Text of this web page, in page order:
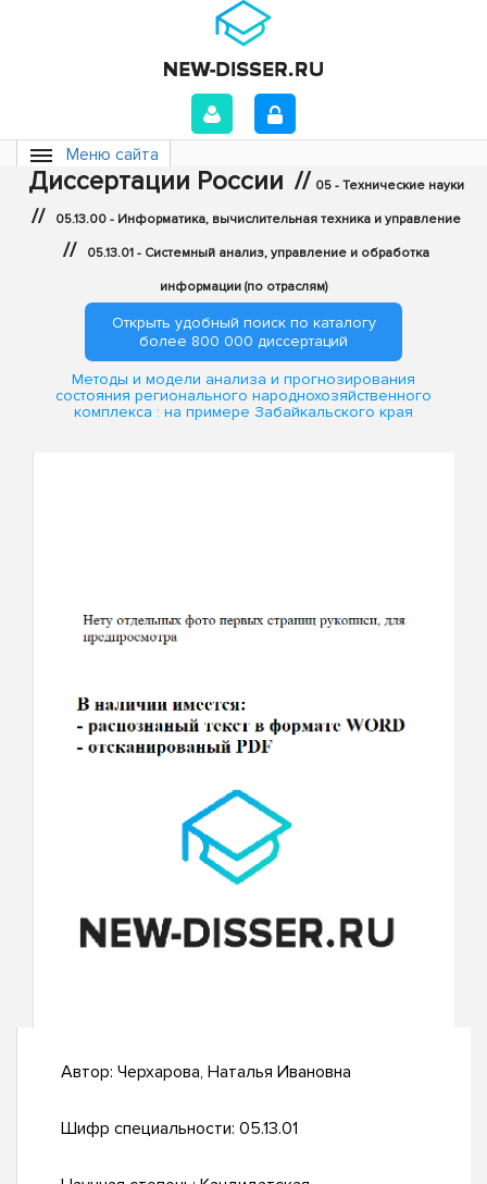
Меню сайта
Диссертации России // 05 - Технические науки
// 05.13.00 - Информатика, вычислительная техника и управление
// 05.13.01 - Системный анализ, управление и обработка
информации (по отраслям)
Открыть удобный поиск по каталогу
более 800 000 диссертаций
Методы и модели анализа и прогнозирования
состояния регионального народнохозяйственного
комплекса : на примере Забайкальского края
Автор: Черхарова, Наталья Ивановна
Шифр специальности: 05.13.01